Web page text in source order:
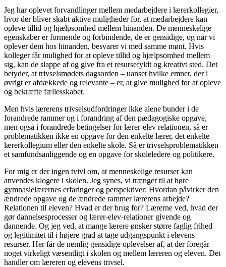
Jeg har oplevet forvandlinger mellem medarbejdere i lærerkollegier,
hvor der bliver skabt aktive muligheder for, at medarbejdere kan
opleve tillid og hjælpsomhed mellem hinanden. De menneskelige
egenskaber er formende og forbindende, de er gensidige, og når vi
oplever dem hos hinanden, besvarer vi med samme mønt. Hvis
kolleger får mulighed for at opleve tillid og hjælpsomhed mellem
sig, kan de slappe af og give fra et resursefyldt og kreativt sted. Det
betyder, at trivselsmødets dagsorden – uanset hvilke emner, der i
øvrigt er afdækkede og relevante – er, at give mulighed for at opleve
og bekræfte fællesskabet.
Men hvis lærerens trivselsudfordringer ikke alene bunder i de
forandrede rammer og i forandring af den pædagogiske opgave,
men også i forandrede betingelser for lærer-elev relationen, så er
problematikken ikke en opgave for den enkelte lærer, det enkelte
lærerkollegium eller den enkelte skole. Så er trivselsproblematikken
et samfundsanliggende og en opgave for skoleledere og politikere.
For mig er der ingen tvivl om, at menneskelige resurser kan
anvendes klogere i skolen. Jeg synes, vi trænger til at høre
gymnasielærernes erfaringer og perspektiver: Hvordan påvirker den
ændrede opgave og de ændrede rammer lærerens arbejde?
Relationen til eleven? Hvad er der brug for? Lærerne ved, hvad der
gør dannelsesprocesser og lærer-elev-relationer givende og
dannende. Og jeg ved, at mange lærere ønsker større faglig frihed
og legitimitet til i højere grad at tage udgangspunkt i elevens
resurser. Her får de nemlig gensidige oplevelser af, at der foregår
noget virkeligt væsentligt i skolen og mellem læreren og eleven. Det
handler om læreren og elevens trivsel.